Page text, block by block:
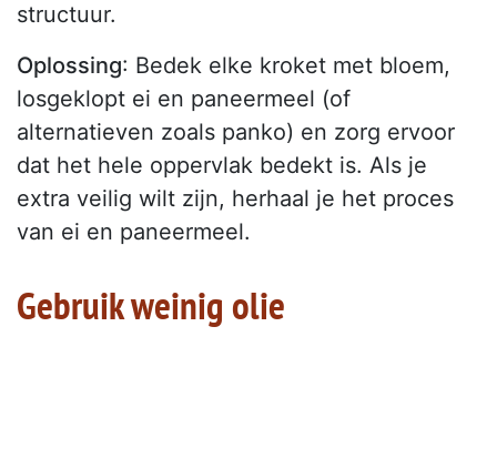
structuur.
Oplossing: Bedek elke kroket met bloem,
losgeklopt ei en paneermeel (of
alternatieven zoals panko) en zorg ervoor
dat het hele oppervlak bedekt is. Als je
extra veilig wilt zijn, herhaal je het proces
van ei en paneermeel.
Gebruik weinig olie